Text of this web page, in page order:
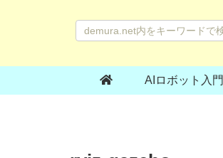
AIロボット入門